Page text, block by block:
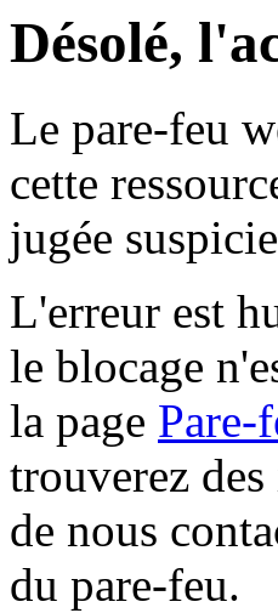
Désolé,
Le pare-feu
cette
jugée
L'erreur est
le blocage
la page Pare-
trouverez
de nous
du pare-feu.